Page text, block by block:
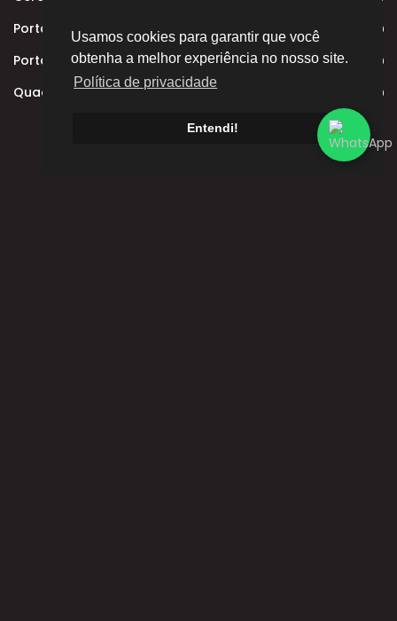
Usamos cookies para garantir que você
obtenha a melhor experiência no nosso site.
Política de privacidade
Entendi!
Portaria 24H
Portão eletrônico
Quadra poliesportiva